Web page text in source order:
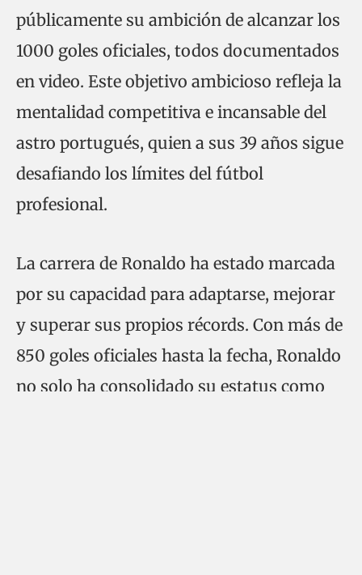
públicamente su ambición de alcanzar los
1000 goles oficiales, todos documentados
en video. Este objetivo ambicioso refleja la
mentalidad competitiva e incansable del
astro portugués, quien a sus 39 años sigue
desafiando los límites del fútbol
profesional.
La carrera de Ronaldo ha estado marcada
por su capacidad para adaptarse, mejorar
y superar sus propios récords. Con más de
850 goles oficiales hasta la fecha, Ronaldo
no solo ha consolidado su estatus como